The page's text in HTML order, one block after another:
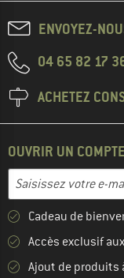
ENVOYEZ-
04 65 82 17
ACHETEZ
OUVRIR UN
Adresse e-mail
Entrez votre adresse
Cadeau de
Accès exclusif
Ajout de produits